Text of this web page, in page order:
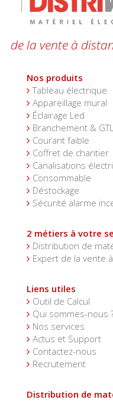
de la vente à
Nos produits
Tableau électrique
Appareillage mural
Éclairage Led
Branchement & GTL
Courant faible
Coffret de chantier
Canalisations
Consommable
Déstockage
Sécurité alarme
2 métiers à votre
Distribution de
Expert de la vente
Liens utiles
Outil de Calcul
Qui sommes-nous
Nos services
Actus et Support
Contactez-nous
Recrutement
Distribution de